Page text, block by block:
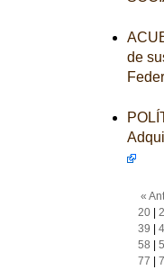
de
«
20|
39
58
77